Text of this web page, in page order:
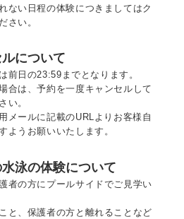
ない日程の体験につきましてはク
さい。
について
前日の23:59までとなります。
合は、予約を一度キャンセルして
い。
メールに記載のURLよりお客様自
ようお願いいたします。
泳の体験について
者の方にプールサイドでご見学い
と、保護者の方と離れることなど